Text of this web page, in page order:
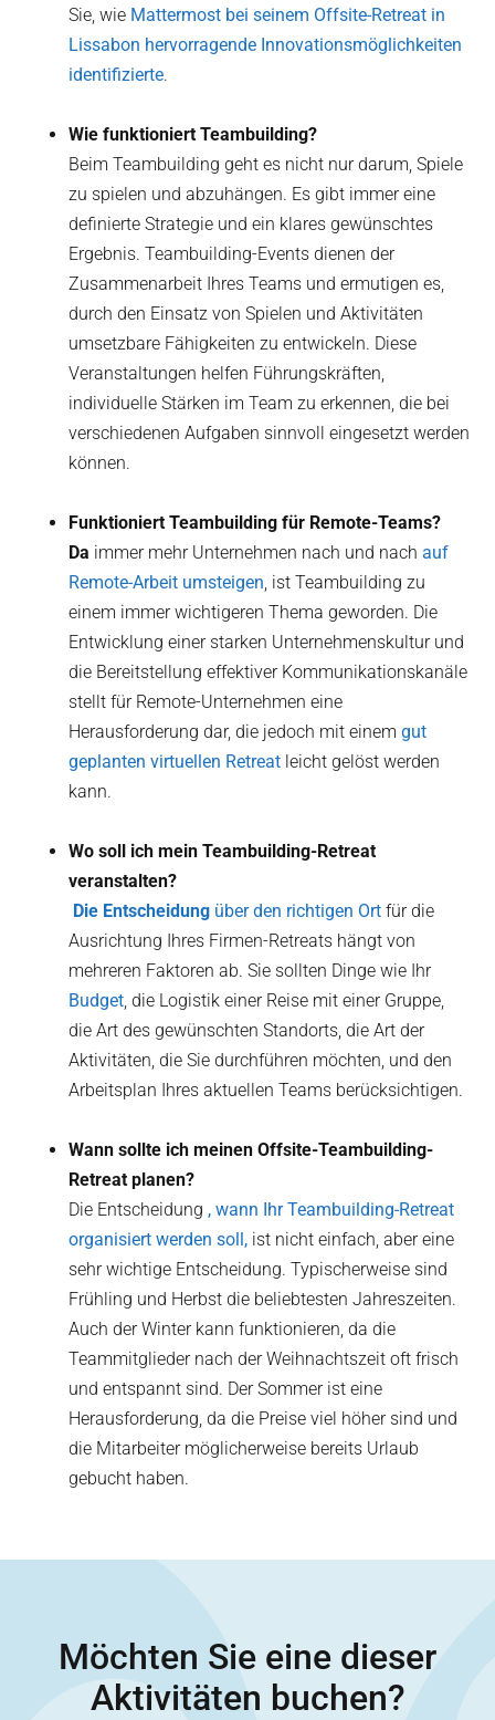
Sie, wie Mattermost bei seinem Offsite-Retreat in
Lissabon hervorragende Innovationsmöglichkeiten
identifizierte.
Wie funktioniert Teambuilding?
Beim Teambuilding geht es nicht nur darum, Spiele
zu spielen und abzuhängen. Es gibt immer eine
definierte Strategie und ein klares gewünschtes
Ergebnis. Teambuilding-Events dienen der
Zusammenarbeit Ihres Teams und ermutigen es,
durch den Einsatz von Spielen und Aktivitäten
umsetzbare Fähigkeiten zu entwickeln. Diese
Veranstaltungen helfen Führungskräften,
individuelle Stärken im Team zu erkennen, die bei
verschiedenen Aufgaben sinnvoll eingesetzt werden
können.
Funktioniert Teambuilding für Remote-Teams?
‍Da immer mehr Unternehmen nach und nachauf
Remote-Arbeit umsteigen, ist Teambuilding zu
einem immer wichtigeren Thema geworden. Die
Entwicklung einer starken Unternehmenskultur und
die Bereitstellung effektiver Kommunikationskanäle
stellt für Remote-Unternehmen eine
Herausforderung dar, die jedoch mit einemgut
geplanten virtuellen Retreat leicht gelöst werden
kann.
Wo soll ich mein Teambuilding-Retreat
veranstalten?
‍ Die Entscheidung über den richtigen Ort für die
Ausrichtung Ihres Firmen-Retreats hängt von
mehreren Faktoren ab. Sie sollten Dinge wie Ihr
Budget, die Logistik einer Reise mit einer Gruppe,
die Art des gewünschten Standorts, die Art der
Aktivitäten, die Sie durchführen möchten, und den
Arbeitsplan Ihres aktuellen Teams berücksichtigen.
Wann sollte ich meinen Offsite-Teambuilding-
Retreat planen?
Die Entscheidung , wann Ihr Teambuilding-Retreat
organisiert werden soll, ist nicht einfach, aber eine
sehr wichtige Entscheidung. Typischerweise sind
Frühling und Herbst die beliebtesten Jahreszeiten.
Auch der Winter kann funktionieren, da die
Teammitglieder nach der Weihnachtszeit oft frisch
und entspannt sind. Der Sommer ist eine
Herausforderung, da die Preise viel höher sind und
die Mitarbeiter möglicherweise bereits Urlaub
gebucht haben.
Möchten Sie eine dieser
Aktivitäten buchen?